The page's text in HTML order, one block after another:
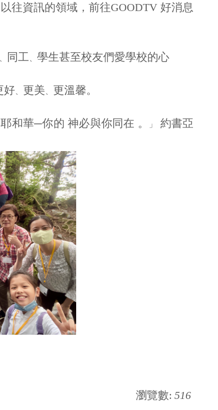
往資訊的領域，前往GOODTV 好消息
同工 學生甚至校友們愛學校的心
好 更美 更溫馨。
和華─你的 神必與你同在 。 」
約書亞
瀏覽數: 516